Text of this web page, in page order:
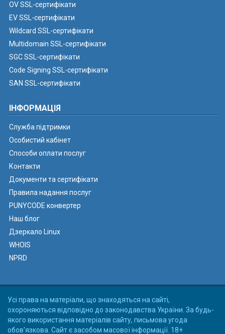
OV SSL-сертифікати
EV SSL-сертифікати
Wildcard SSL-сертифікати
Multidomain SSL-сертифікати
SGC SSL-сертифікати
Code Signing SSL-сертифікати
SAN SSL-сертифікати
ІНФОРМАЦІЯ
Служба підтримки
Особистий кабінет
Способи оплати послуг
Контакти
Документи та сертифікати
Правила надання послуг
PUNYCODE конвертер
Наш блог
Дзеркало Linux
WHOIS
NPRD
Усі права на матеріали, що знаходяться на сайті,
охороняються відповідно до законодавства України. За будь-
якого використання матеріалів сайту, письмова угода
обов'язкова. Сайт є засобом масової інформації. 18+